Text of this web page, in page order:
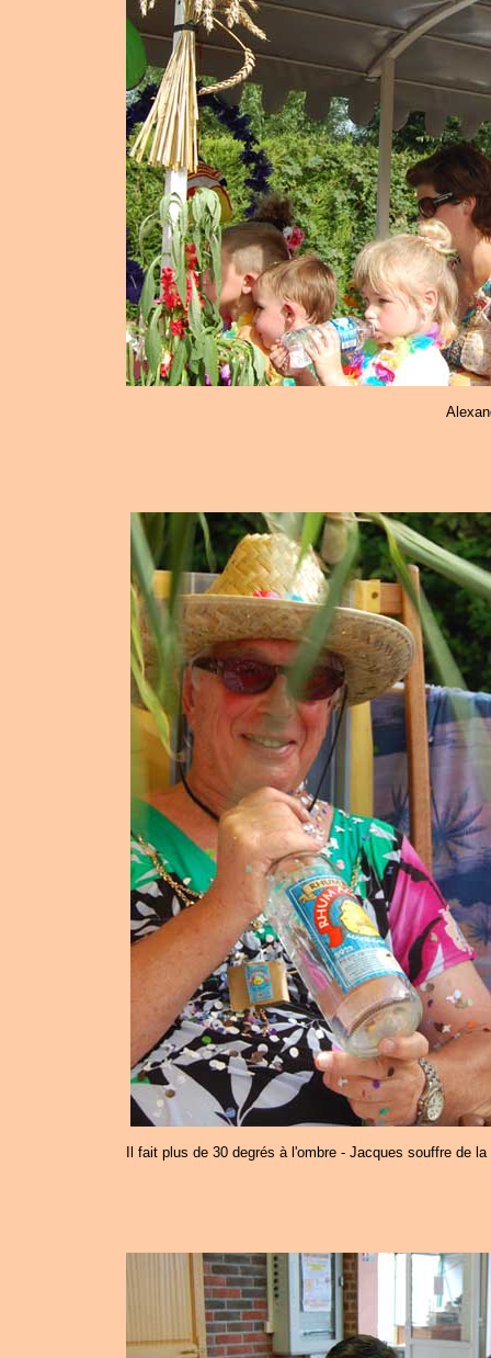
Il fait plus de 30 degrés à l'ombre - Jacques souffre de la